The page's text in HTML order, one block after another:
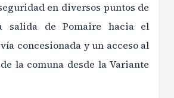
en diversos puntos de
salida de Pomaire hacia el
concesionada y un acceso al
la comuna desde la Variante